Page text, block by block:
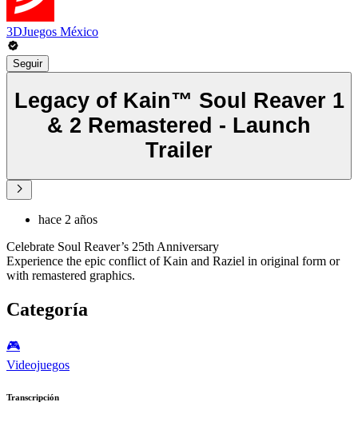
3DJuegos México
Seguir
Legacy of Kain™ Soul Reaver 1
& 2 Remastered - Launch
Trailer
hace 2 años
Celebrate Soul Reaver’s 25th Anniversary
Experience the epic conflict of Kain and Raziel in original form or
with remastered graphics.
Categoría
🎮️
Videojuegos
Transcripción